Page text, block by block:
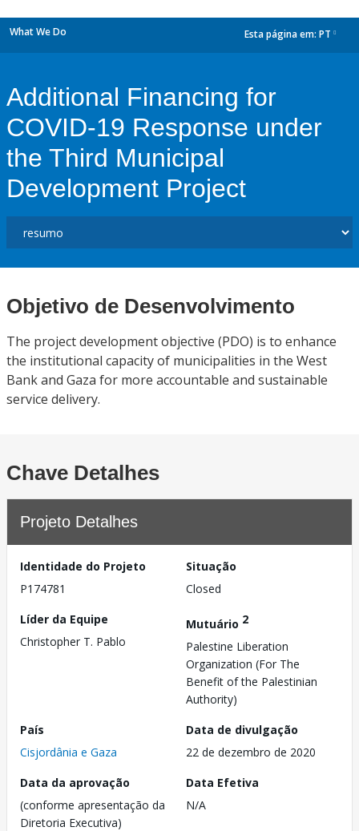
What We Do Esta página em: PT
Additional Financing for
COVID-19 Response under
the Third Municipal
Development Project
Objetivo de Desenvolvimento
The project development objective (PDO) is to enhance
the institutional capacity of municipalities in the West
Bank and Gaza for more accountable and sustainable
service delivery.
Chave Detalhes
Projeto Detalhes
Identidade do Projeto
P174781
Situação
Closed
Líder da Equipe
Christopher T. Pablo
Mutuário 2
Palestine Liberation
Organization (For The
Benefit of the Palestinian
Authority)
País
Cisjordânia e Gaza
Data de divulgação
22 de dezembro de 2020
Data da aprovação
(conforme apresentação da
Diretoria Executiva)
Data Efetiva
N/A